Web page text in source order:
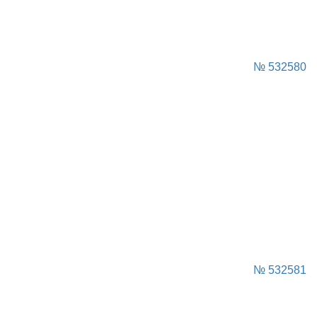
№ 532580
№ 532581